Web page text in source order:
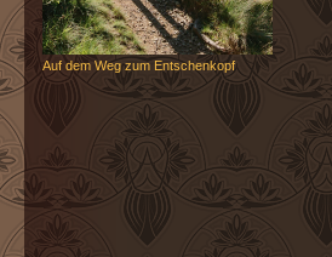
Auf dem Weg zum Entschenkopf